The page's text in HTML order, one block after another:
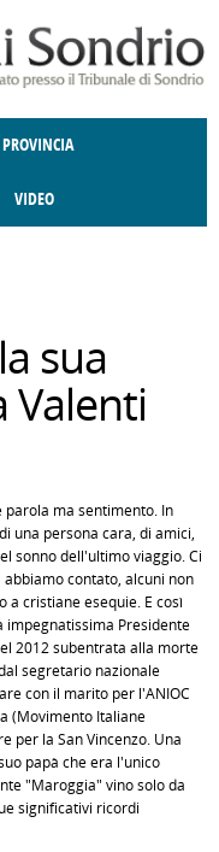
VIDEO
sua
Valenti
parola ma sentimento. In
una persona cara, di amici,
sonno dell'ultimo viaggio. Ci
contato, alcuni non
a cristiane esequie. E così
impegnatissima Presidente
2012 subentrata alla morte
segretario nazionale
con il marito per l'ANIOC
(Movimento Italiane
per la San Vincenzo. Una
papà che era l'unico
"Maroggia" vino solo da
significativi ricordi